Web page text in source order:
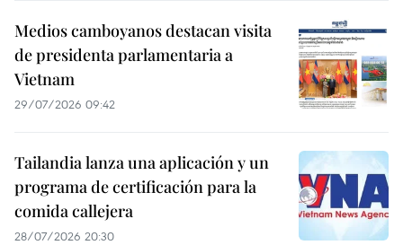
Medios camboyanos destacan visita
de presidenta parlamentaria a
Vietnam
29/07/2026 09:42
Tailandia lanza una aplicación y un
programa de certificación para la
comida callejera
28/07/2026 20:30